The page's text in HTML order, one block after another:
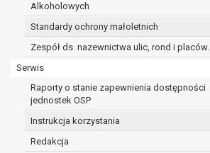
Alkoholowych
Standardy ochrony małoletnich
Zespół ds. nazewnictwa ulic, rond i placów.
Serwis
Raporty o stanie zapewnienia dostępności
jednostek OSP
Instrukcja korzystania
Redakcja